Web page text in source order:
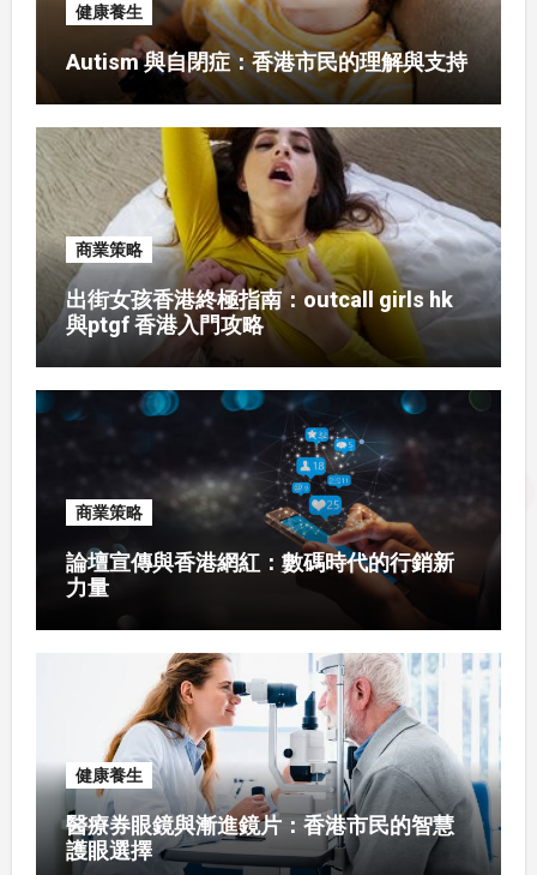
健康養生
Autism 與自閉症：香港市民的理解與支持
商業策略
出街女孩香港終極指南：outcall girls hk
與ptgf 香港入門攻略
商業策略
論壇宣傳與香港網紅：數碼時代的行銷新
力量
健康養生
醫療券眼鏡與漸進鏡片：香港市民的智慧
護眼選擇